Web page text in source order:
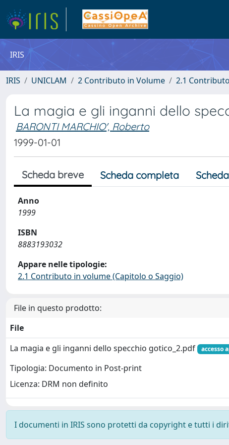
IRIS
IRIS UNICLAM 2 Contributo in Volume 2.1
La magia e gli inganni dello
BARONTI MARCHIO', Roberto
1999-01-01
Scheda breve Scheda completa
Anno
1999
ISBN
8883193032
Appare nelle tipologie:
2.1 Contributo in volume (Capitolo o Saggio)
File in questo prodotto:
File
La magia e gli inganni dello specchio gotico_2.pdf
accesso
Tipologia: Documento in Post-print
Licenza: DRM non definito
I documenti in IRIS sono protetti da copyright e tutti i